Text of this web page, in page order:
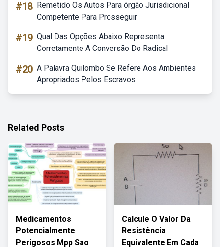
#18 Remetido Os Autos Para órgão Jurisdicional
Competente Para Prosseguir
#19 Qual Das Opções Abaixo Representa
Corretamente A Conversão Do Radical
#20 A Palavra Quilombo Se Refere Aos Ambientes
Apropriados Pelos Escravos
Related Posts
Medicamentos
Potencialmente
Perigosos Mpp Sao
Calcule O Valor Da
Resistência
Equivalente Em Cada